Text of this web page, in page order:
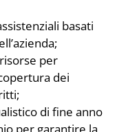
basati
per
dei
di fine anno
per garantire la